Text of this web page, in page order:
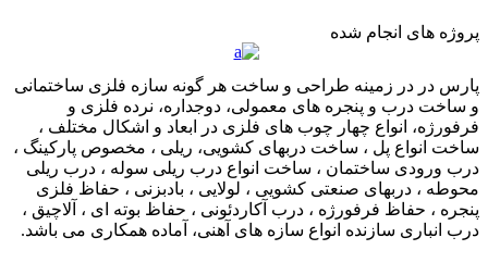
پروژه های انجام شده
پارس در در زمینه طراحی و ساخت هر گونه سازه فلزی ساختمانی
و ساخت درب و پنجره های معمولی، دوجداره، نرده فلزی و
فرفورژه، انواع چهار چوب های فلزی در ابعاد و اشکال مختلف ،
ساخت انواع پل ، ساخت دربهای کشویی، ریلی ، مخصوص پارکینگ ،
درب ورودی ساختمان ، ساخت انواع درب ریلی سوله ، درب ریلی
محوطه ، دربهای صنعتی کشویی ، لولایی ، بادبزنی ، حفاظ فلزی
پنجره ، حفاظ فرفورژه ، درب آکاردئونی ، حفاظ بوته ای ، آلاچیق ،
درب انباری سازنده انواع سازه های آهنی، آماده همکاری می باشد.